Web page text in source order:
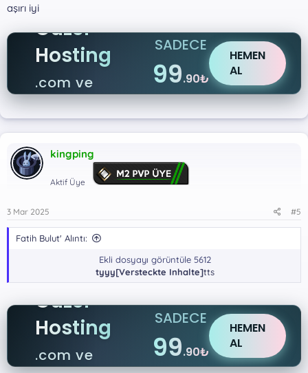
aşırı iyi
Güzel
Hosting
.com ve
.net
SADECE
99.90₺
HEMEN
AL
kingping
Aktif Üye
3 Mar 2025 #5
Fatih Bulut' Alıntı:
Ekli dosyayı görüntüle 5612
tyyy[Versteckte Inhalte]tts​
Güzel
Hosting
.com ve
SADECE
99.90₺
HEMEN
AL